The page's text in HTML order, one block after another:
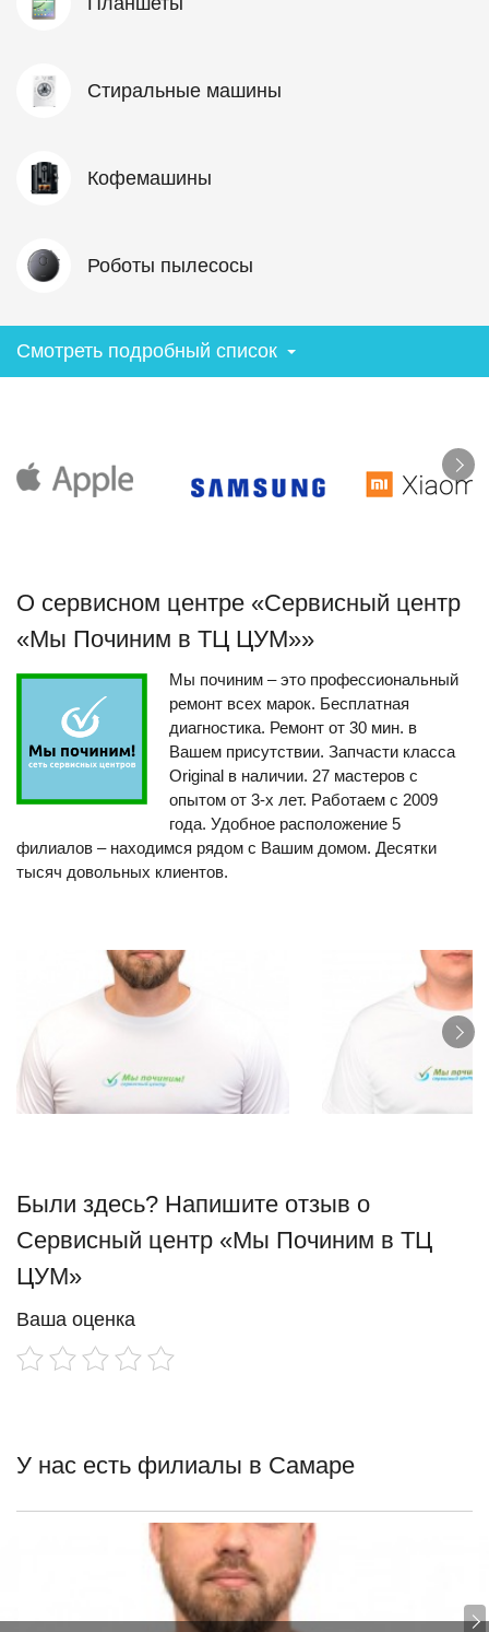
Стиральные машины
Кофемашины
Роботы пылесосы
Смотреть подробный список
О сервисном центре «Сервисный центр
«Мы Починим в ТЦ ЦУМ»»
Мы починим – это профессиональный
ремонт всех марок. Бесплатная
диагностика. Ремонт от 30 мин. в
Вашем присутствии. Запчасти класса
Original в наличии. 27 мастеров с
опытом от 3-х лет. Работаем с 2009
года. Удобное расположение 5
филиалов – находимся рядом с Вашим домом. Десятки
тысяч довольных клиентов.
Были здесь? Напишите отзыв о
Сервисный центр «Мы Починим в ТЦ
ЦУМ»
Ваша оценка
У нас есть филиалы в Самаре